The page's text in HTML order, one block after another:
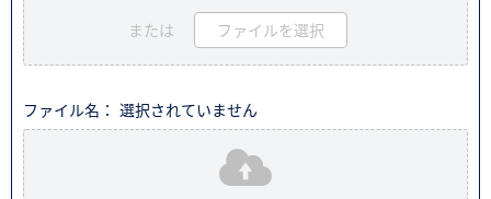
または ファイルを選択
ファイル名： 選択されていません